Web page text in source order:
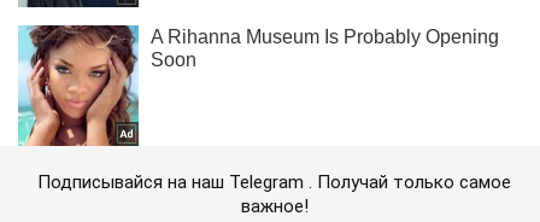
Подписывайся на наш Telegram . Получай только самое
важное!